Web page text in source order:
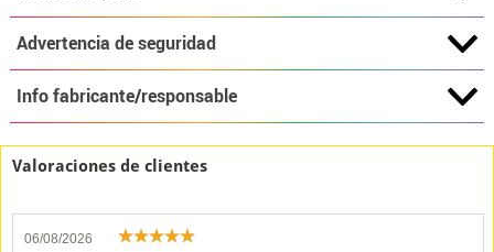
Advertencia de seguridad
Info fabricante/responsable
Valoraciones de clientes
06/08/2026